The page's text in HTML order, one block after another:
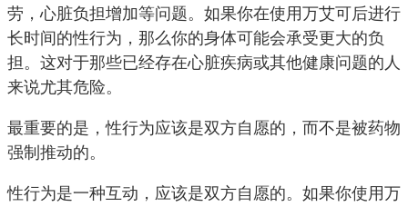
劳，心脏负担增加等问题。如果你在使用万艾可后进行
长时间的性行为，那么你的身体可能会承受更大的负
担。这对于那些已经存在心脏疾病或其他健康问题的人
来说尤其危险。
最重要的是，性行为应该是双方自愿的，而不是被药物
强制推动的。
性行为是一种互动，应该是双方自愿的。如果你使用万